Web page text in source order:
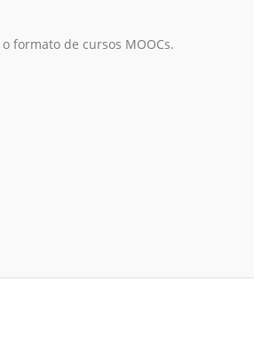
formato de cursos MOOCs.